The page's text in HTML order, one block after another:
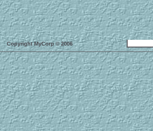
Copyright MyCorp © 2006